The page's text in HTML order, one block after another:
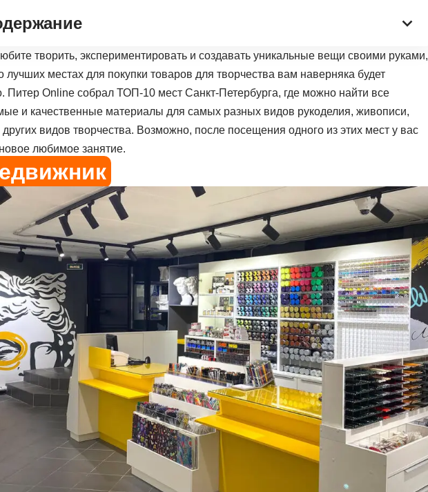
творить, экспериментировать и создавать уникальные вещи своими руками,
лучших местах для покупки товаров для творчества вам наверняка будет
Питер Online собрал ТОП-10 мест Санкт-Петербурга, где можно найти все
и качественные материалы для самых разных видов рукоделия, живописи,
видов творчества. Возможно, после посещения одного из этих мест у вас
любимое занятие.